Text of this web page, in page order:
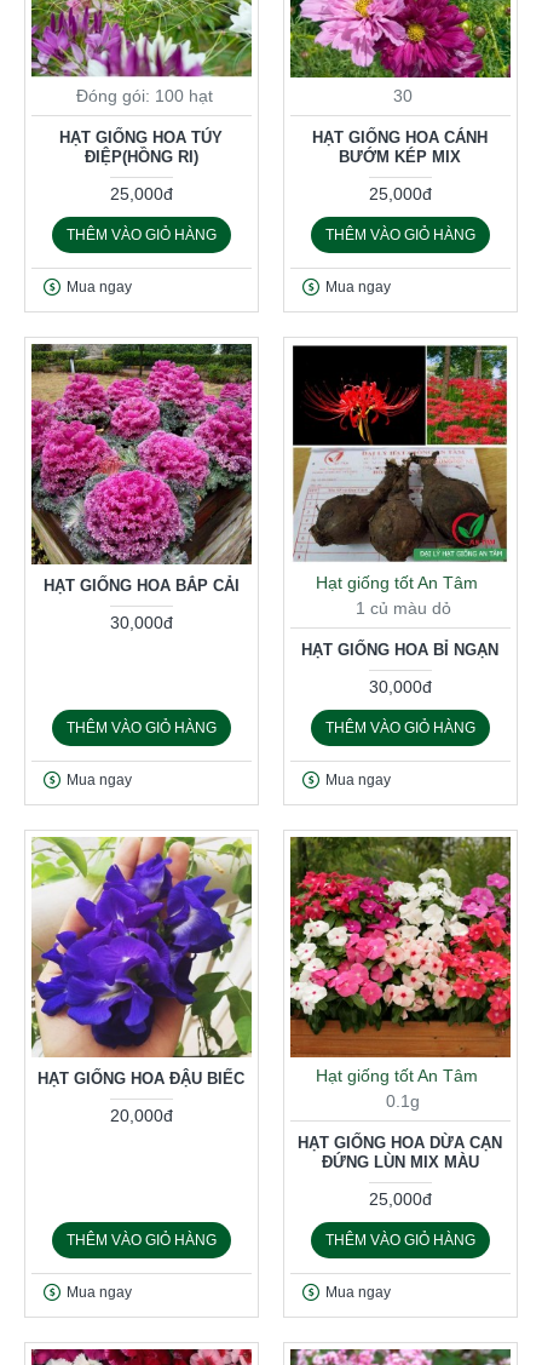
Đóng gói: 100 hạt
HẠT GIỐNG HOA TÚY
ĐIỆP(HỒNG RI)
25,000đ
THÊM VÀO GIỎ HÀNG
Mua ngay
30
HẠT GIỐNG HOA CÁNH
BƯỚM KÉP MIX
25,000đ
THÊM VÀO GIỎ HÀNG
Mua ngay
HẠT GIỐNG HOA BẮP CẢI
30,000đ
THÊM VÀO GIỎ HÀNG
Mua ngay
Hạt giống tốt An Tâm
1 củ màu dỏ
HẠT GIỐNG HOA BỈ NGẠN
30,000đ
THÊM VÀO GIỎ HÀNG
Mua ngay
HẠT GIỐNG HOA ĐẬU BIẾC
20,000đ
THÊM VÀO GIỎ HÀNG
Mua ngay
Hạt giống tốt An Tâm
0.1g
HẠT GIỐNG HOA DỪA CẠN
ĐỨNG LÙN MIX MÀU
25,000đ
THÊM VÀO GIỎ HÀNG
Mua ngay